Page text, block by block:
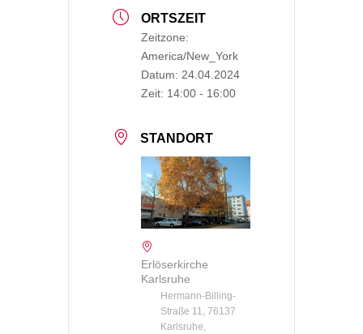
ORTSZEIT
Zeitzone:
America/New_York
Datum: 24.04.2024
Zeit: 14:00 - 16:00
STANDORT
Erlöserkirche
Karlsruhe
Hermann-Billing-
Straße 11, 76137
Karlsruhe,